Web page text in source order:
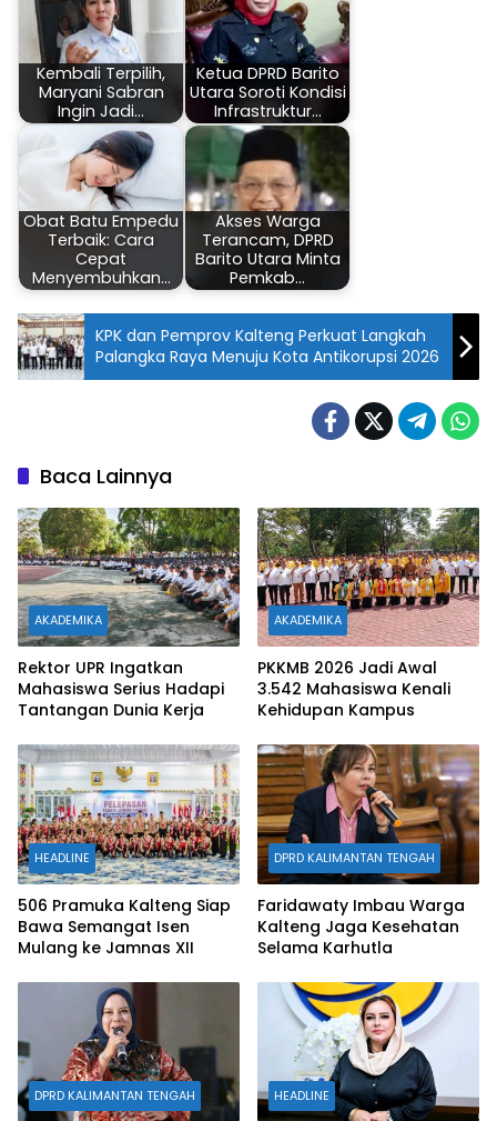
Kembali Terpilih,
Maryani Sabran
Ingin Jadi…
Ketua DPRD Barito
Utara Soroti Kondisi
Infrastruktur…
Obat Batu Empedu
Terbaik: Cara
Cepat
Menyembuhkan…
Akses Warga
Terancam, DPRD
Barito Utara Minta
Pemkab…
KPK dan Pemprov Kalteng Perkuat Langkah
Palangka Raya Menuju Kota Antikorupsi 2026
Baca Lainnya
AKADEMIKA
Rektor UPR Ingatkan
Mahasiswa Serius Hadapi
Tantangan Dunia Kerja
AKADEMIKA
PKKMB 2026 Jadi Awal
3.542 Mahasiswa Kenali
Kehidupan Kampus
HEADLINE
506 Pramuka Kalteng Siap
Bawa Semangat Isen
Mulang ke Jamnas XII
DPRD KALIMANTAN TENGAH
Faridawaty Imbau Warga
Kalteng Jaga Kesehatan
Selama Karhutla
DPRD KALIMANTAN TENGAH HEADLINE